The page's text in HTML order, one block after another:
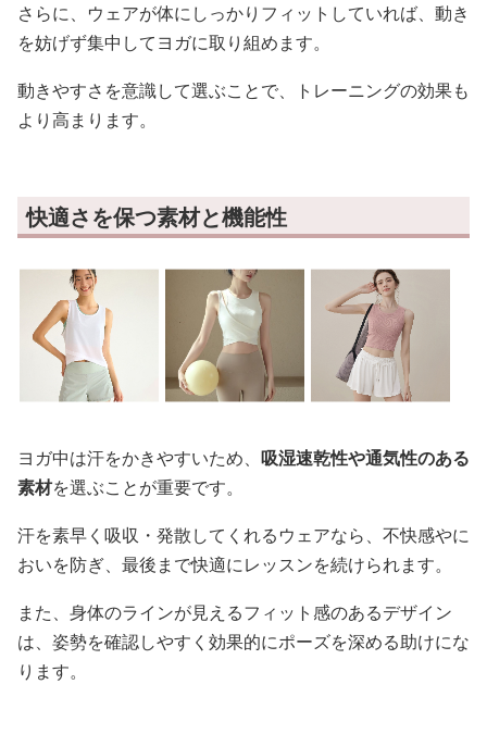
さらに、ウェアが体にしっかりフィットしていれば、動き
を妨げず集中してヨガに取り組めます。
動きやすさを意識して選ぶことで、トレーニングの効果も
より高まります。
快適さを保つ素材と機能性
ヨガ中は汗をかきやすいため、 吸湿速乾性や通気性のある
素材を選ぶことが重要です。
汗を素早く吸収・発散してくれるウェアなら、不快感やに
おいを防ぎ、最後まで快適にレッスンを続けられます。
また、身体のラインが見えるフィット感のあるデザイン
は、姿勢を確認しやすく効果的にポーズを深める助けにな
ります。